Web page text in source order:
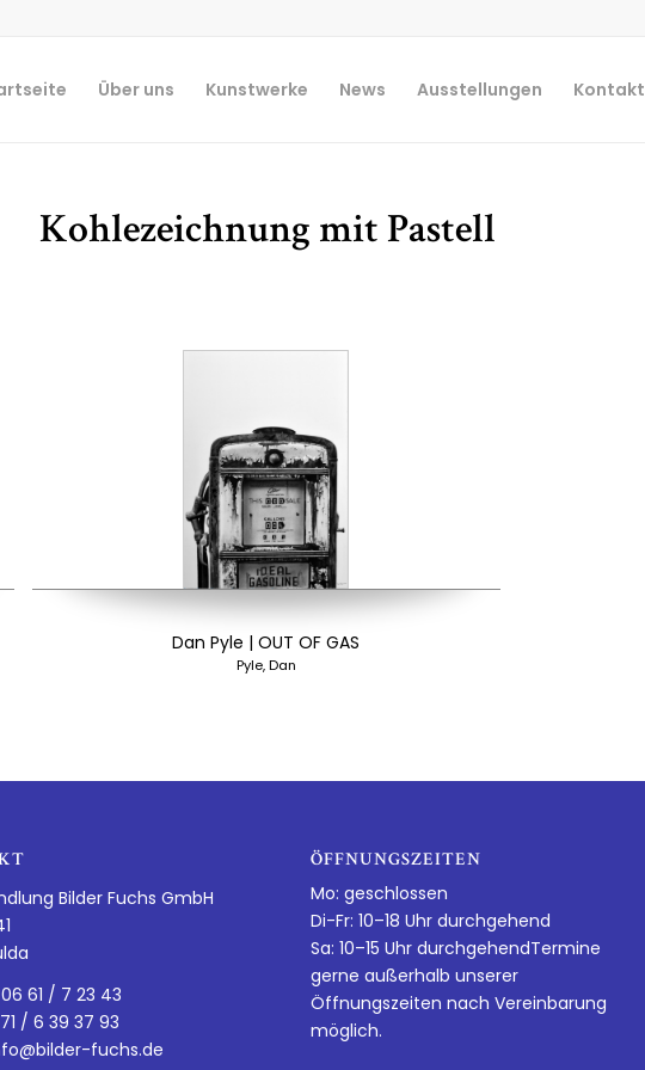
Über uns Kunstwerke News Ausstellungen Kontakt
Kohlezeichnung mit Pastell
Dan Pyle | OUT OF GAS
Pyle, Dan
Bilder Fuchs GmbH
61 / 7 23 43
/ 6 39 37 93
fuchs.de
ÖFFNUNGSZEITEN
Mo: geschlossen
Di-Fr: 10–18 Uhr durchgehend
Sa: 10–15 Uhr durchgehendTermine
gerne außerhalb unserer
Öffnungszeiten nach Vereinbarung
möglich.